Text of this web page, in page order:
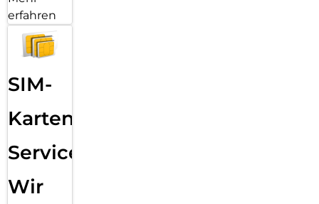
erfahren
SIM-
Karten
Service:
Wir